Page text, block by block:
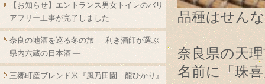
品種はせん
奈良県の天
名前に「珠
【お知らせ】エントランス男女トイレのバリ
アフリー工事が完了しました
奈良の地酒を巡る冬の旅 ― 利き酒師が選ぶ
県内六蔵の日本酒 ―
三郷町産ブレンド米『風乃田園 龍ひかり』